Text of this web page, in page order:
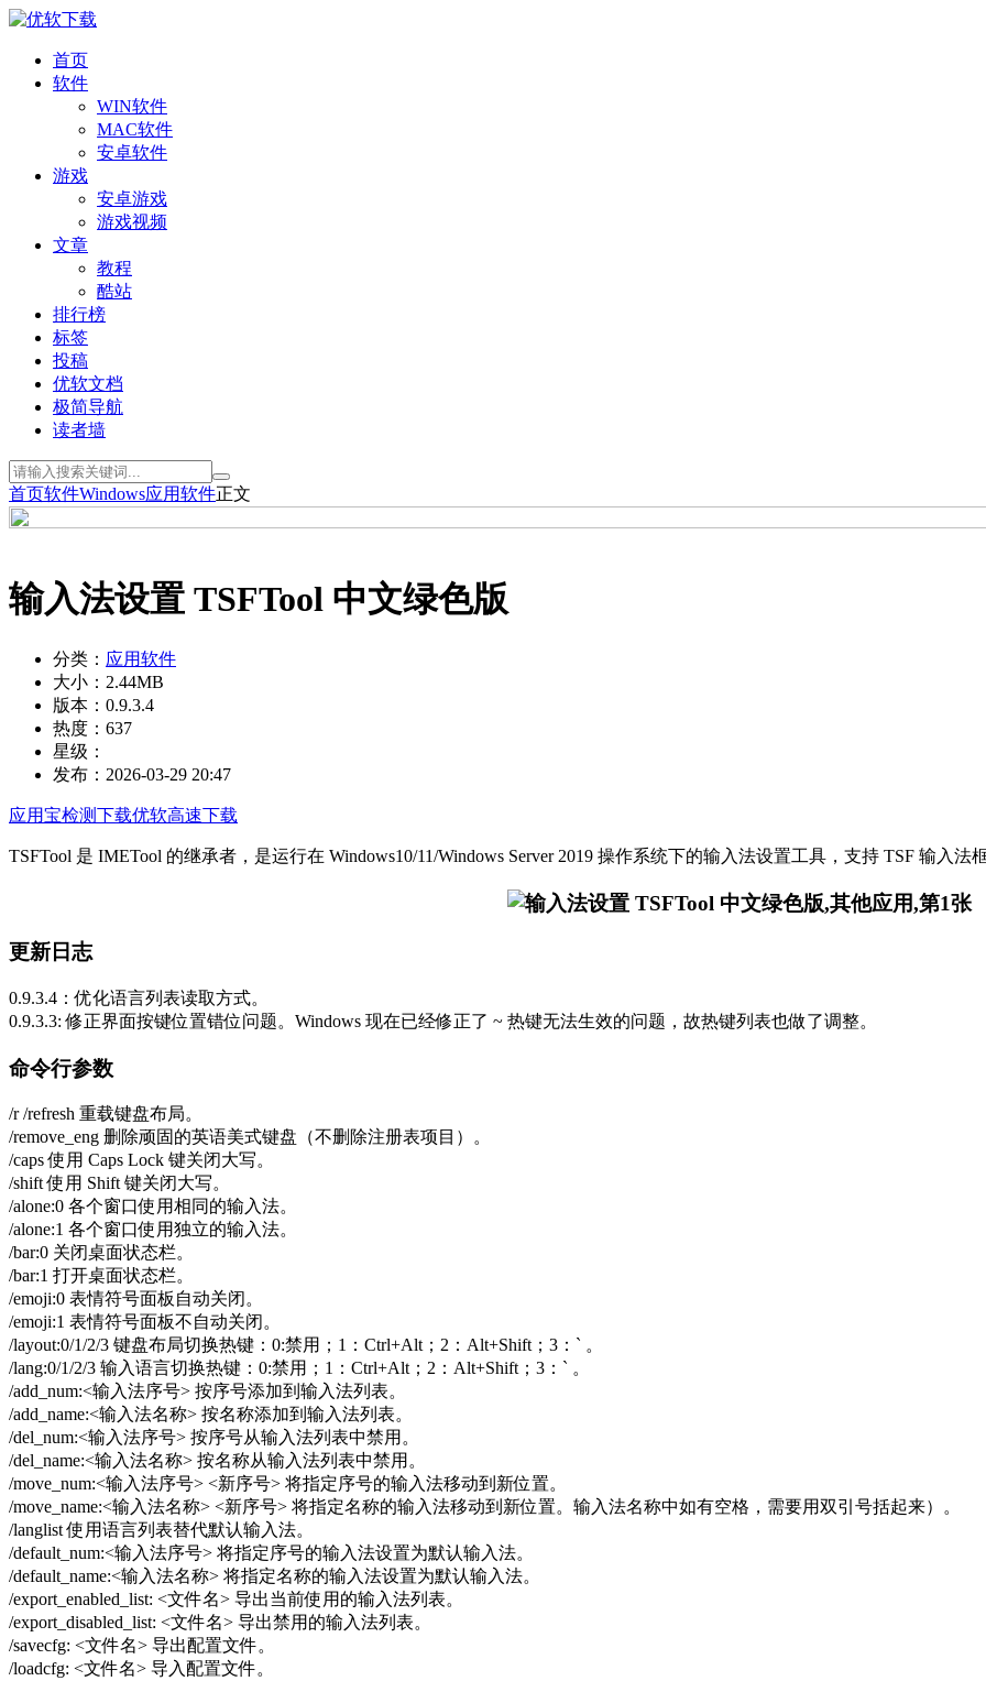
首页
软件
WIN软件
MAC软件
安卓软件
游戏
安卓游戏
游戏视频
文章
教程
酷站
排行榜
标签
投稿
优软文档
极简导航
读者墙
首页软件Windows应用软件正文
输入法设置 TSFTool 中文绿色版
分类： 应用软件
大小： 2.44MB
版本： 0.9.3.4
热度： 637
星级：
发布： 2026-03-29 20:47
应用宝检测下载优软高速下载
TSFTool 是 IMETool 的继承者，是运行在 Windows10/11/Windows Server 2019 操作系统下的输入法设置工具，支持 TSF 输入法
更新日志
0.9.3.4：优化语言列表读取方式。
0.9.3.3: 修正界面按键位置错位问题。Windows 现在已经修正了 ~ 热键无法生效的问题，故热键列表也做了调整。
命令行参数
/r /refresh 重载键盘布局。
/remove_eng 删除顽固的英语美式键盘（不删除注册表项目）。
/caps 使用 Caps Lock 键关闭大写。
/shift 使用 Shift 键关闭大写。
/alone:0 各个窗口使用相同的输入法。
/alone:1 各个窗口使用独立的输入法。
/bar:0 关闭桌面状态栏。
/bar:1 打开桌面状态栏。
/emoji:0 表情符号面板自动关闭。
/emoji:1 表情符号面板不自动关闭。
/layout:0/1/2/3 键盘布局切换热键：0:禁用；1：Ctrl+Alt；2：Alt+Shift；3：` 。
/lang:0/1/2/3 输入语言切换热键：0:禁用；1：Ctrl+Alt；2：Alt+Shift；3：` 。
/add_num:<输入法序号> 按序号添加到输入法列表。
/add_name:<输入法名称> 按名称添加到输入法列表。
/del_num:<输入法序号> 按序号从输入法列表中禁用。
/del_name:<输入法名称> 按名称从输入法列表中禁用。
/move_num:<输入法序号> <新序号> 将指定序号的输入法移动到新位置。
/move_name:<输入法名称> <新序号> 将指定名称的输入法移动到新位置。输入法名称中如有空格，需要用双引号括起来）。
/langlist 使用语言列表替代默认输入法。
/default_num:<输入法序号> 将指定序号的输入法设置为默认输入法。
/default_name:<输入法名称> 将指定名称的输入法设置为默认输入法。
/export_enabled_list: <文件名> 导出当前使用的输入法列表。
/export_disabled_list: <文件名> 导出禁用的输入法列表。
/savecfg: <文件名> 导出配置文件。
/loadcfg: <文件名> 导入配置文件。